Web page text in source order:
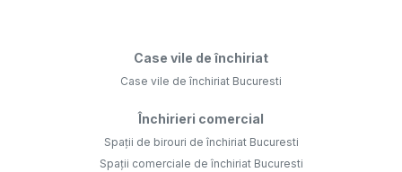
Case vile de închiriat
Case vile de închiriat Bucuresti
Închirieri comercial
Spații de birouri de închiriat Bucuresti
Spații comerciale de închiriat Bucuresti